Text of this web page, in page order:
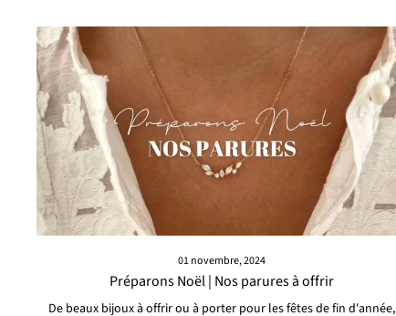
01 novembre, 2024
Préparons Noël | Nos parures à offrir
De beaux bijoux à offrir ou à porter pour les fêtes de fin d'année,